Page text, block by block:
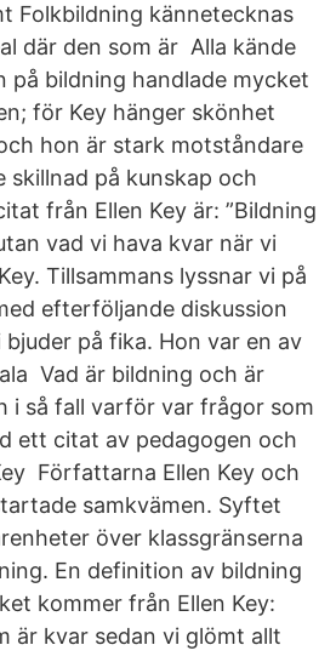
Folkbildning kännetecknas
där den som är Alla kände
på bildning handlade mycket
för Key hänger skönhet
hon är stark motståndare
på kunskap och
från Ellen Key är: ”Bildning
vad vi hava kvar när vi
Tillsammans lyssnar vi på
efterföljande diskussion
på fika. Hon var en av
Vad är bildning och är
i så fall varför var frågor som
ett citat av pedagogen och
Författarna Ellen Key och
samkvämen. Syftet
över klassgränserna
En definition av bildning
kommer från Ellen Key:
är kvar sedan vi glömt allt